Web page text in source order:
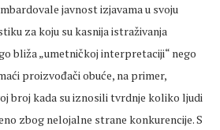
javnost izjavama u svoju
za koju su kasnija istraživanja
bliža „umetničkoj interpretaciji“ nego
proizvođači obuće, na primer,
broj kada su iznosili tvrdnje koliko ljudi
zbog nelojalne strane konkurencije. S